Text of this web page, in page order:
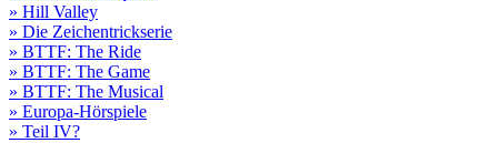
» Hill Valley
» Die Zeichentrickserie
» BTTF: The Ride
» BTTF: The Game
» BTTF: The Musical
» Europa-Hörspiele
» Teil IV?